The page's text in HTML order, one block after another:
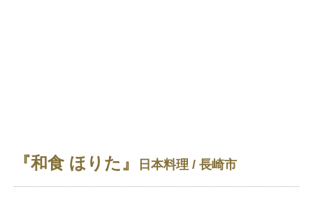
『和食 ほりた』 日本料理 / 長崎市